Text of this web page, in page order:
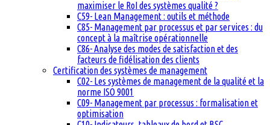
maximiser le RoI des systèmes qualité ?
C59- Lean Management : outils et méthode
C85- Management par processus et par services : du
concept à la maîtrise opérationnelle
C86- Analyse des modes de satisfaction et des
facteurs de fidélisation des clients
Certification des systèmes de management
C02- Les systèmes de management de la qualité et la
norme ISO 9001
C09- Management par processus : formalisation et
optimisation